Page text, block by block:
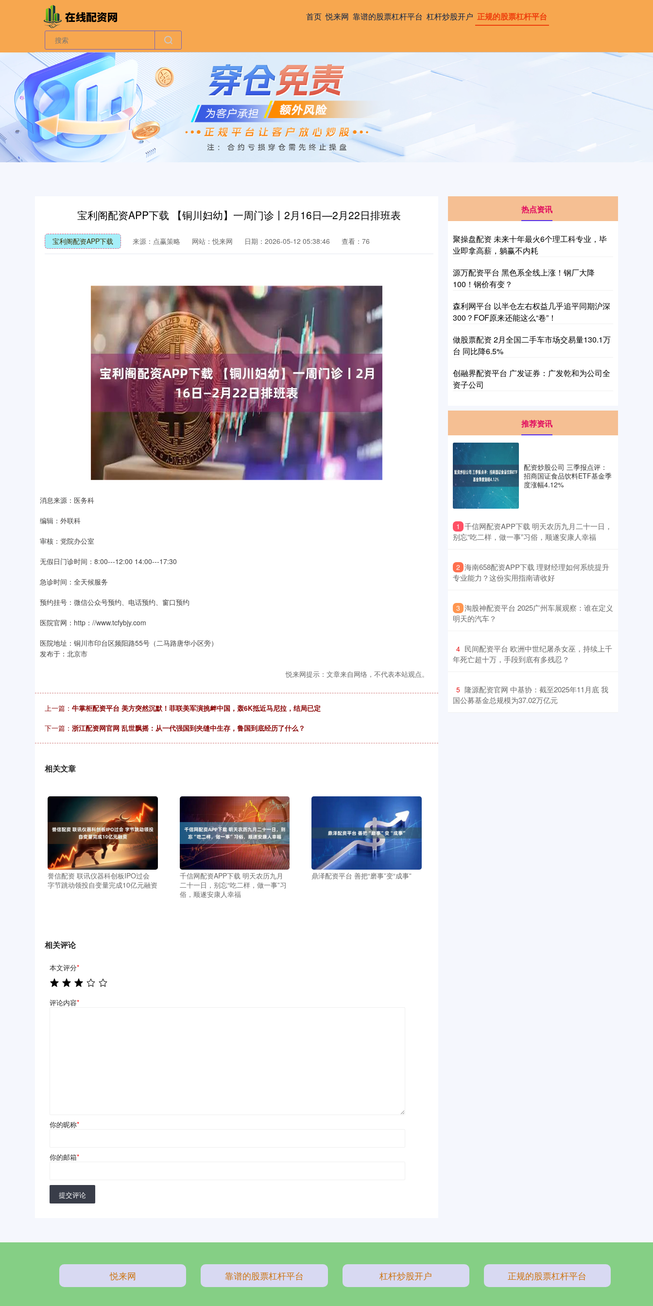
首页 悦来网 靠谱的股票杠杆平台 杠杆炒股开户 正规的股票杠杆平台
宝利阁配资APP下载 【铜川妇幼】一周门诊丨2月16日—2月22日排班表
宝利阁配资APP下载 来源：点赢策略 网站：悦来网 日期：2026-05-12 05:38:46 查看：76
消息来源：医务科
编辑：外联科
审核：党院办公室
无假日门诊时间：8:00---12:00 14:00---17:30
急诊时间：全天候服务
预约挂号：微信公众号预约、电话预约、窗口预约
医院官网：http：//www.tcfybjy.com
医院地址：铜川市印台区频阳路55号（二马路唐华小区旁）
发布于：北京市
悦来网提示：文章来自网络，不代表本站观点。
上一篇： 牛掌柜配资平台 美方突然沉默！菲联美军演挑衅中国，轰6K抵近马尼拉，结局已定
下一篇： 浙江配资网官网 乱世飘摇：从一代强国到夹缝中生存，鲁国到底经历了什么？
相关文章
誉信配资 联讯仪器科创板IPO过会
字节跳动领投自变量完成10亿元融资
千信网配资APP下载 明天农历九月
二十一日，别忘“吃二样，做一事”习
俗，顺遂安康人幸福
鼎泽配资平台 善把“磨事”变“成事”
相关评论
本文评分*
评论内容*
你的昵称*
你的邮箱*
提交评论
热点资讯
聚操盘配资 未来十年最火6个理工科专业，毕
业即拿高薪，躺赢不内耗
源万配资平台 黑色系全线上涨！钢厂大降
100！钢价有变？
森利网平台 以半仓左右权益几乎追平同期沪深
300？FOF原来还能这么“卷”！
做股票配资 2月全国二手车市场交易量130.1万
台 同比降6.5%
创融界配资平台 广发证券：广发乾和为公司全
资子公司
推荐资讯
配资炒股公司 三季报点评：
招商国证食品饮料ETF基金季
度涨幅4.12%
1 ​千信网配资APP下载 明天农历九月二十一日，
别忘“吃二样，做一事”习俗，顺遂安康人幸福
2 ​海南658配资APP下载 理财经理如何系统提升
专业能力？这份实用指南请收好
3 ​淘股神配资平台 2025广州车展观察：谁在定义
明天的汽车？
4 ​民间配资平台 欧洲中世纪屠杀女巫，持续上千
年死亡超十万，手段到底有多残忍？
5 ​隆源配资官网 中基协：截至2025年11月底 我
国公募基金总规模为37.02万亿元
悦来网 靠谱的股票杠杆平台 杠杆炒股开户 正规的股票杠杆平台